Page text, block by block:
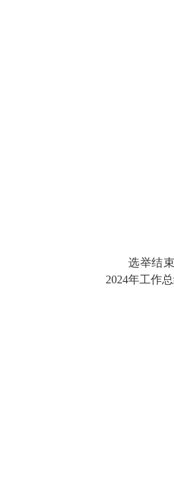
选举结
2024年工作